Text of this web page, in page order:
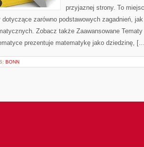
przyjaznej strony. To
dotyczące zarówno podstawowych zagadnień,
Zobacz także Zaawansowane
prezentuje matematykę jako dziedzinę,
BONN